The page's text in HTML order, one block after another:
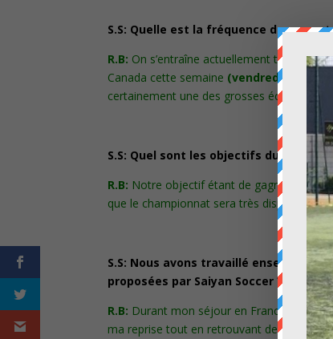
S.S: Quelle est la fréquence de vos
R.B: On s’entraîne actuellement tous les
Canada cette semaine (vendredi 10 mars
certainement une des grosses écuries de
S.S: Quel sont les objectifs du club
R.B: Notre objectif étant de gagner l’USL,
que le championnat sera très disputé cette
S.S: Nous avons travaillé ensemble
proposées par Saiyan Soccer ?
R.B: Durant mon séjour en France, les
ma reprise tout en retrouvant des